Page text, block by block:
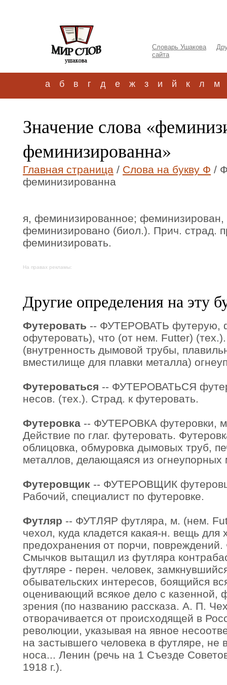
Словарь Ушакова
сайта
а б в г д е ж з и й к л м
Значение слова
феминизированна»
Главная страница / Слова на букву Ф /
феминизированна
я, феминизированное;
феминизировано (биол.). Прич. страд.
феминизировать.
На правах рекламы:
Другие определения на эту
Футеровать -- ФУТЕРОВАТЬ футерую,
офутеровать), что (от нем. Futter)
(внутренность дымовой трубы,
вместилище для плавки металла)
Футероваться -- ФУТЕРОВАТЬСЯ
несов. (тех.). Страд. к футеровать.
Футеровка -- ФУТЕРОВКА футеровки,
Действие по глаг. футеровать.
облицовка, обмуровка дымовых труб,
металлов, делающаяся из огнеупорных
Футеровщик -- ФУТЕРОВЩИК
Рабочий, специалист по футеровке.
Футляр -- ФУТЛЯР футляра, м. (нем.
чехол, куда кладется какая-н. вещь для
предохранения от порчи, повреждений.
Смычков вытащил из футляра
футляре - перен. человек,
обывательских интересов, боящийся
оценивающий всякое дело с казенной,
зрения (по названию рассказа. А. П.
отворачивается от происходящей в
революции, указывая на явное
на застывшего человека в футляре, не
носа... Ленин (речь на 1 Съезде
1918 г.).